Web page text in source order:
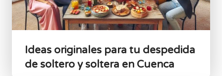
Ideas originales para tu despedida
de soltero y soltera en Cuenca